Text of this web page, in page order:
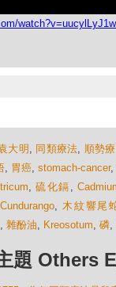
大明, 同類療法, 順勢
, 胃癌,stomach-cancer
,硫化鎘 ,
Cundurango,木紋響尾
, 雜酚油, Kreosotum, 磷,
題 Others